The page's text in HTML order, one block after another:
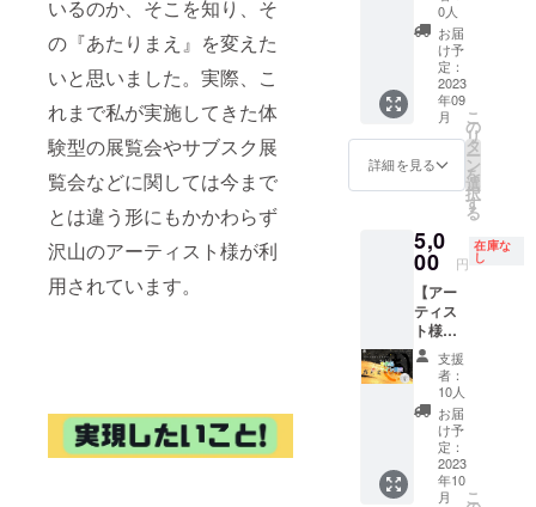
いるのか、そこを知り、そ
の『あたりまえ』を変えた
いと思いました。実際、こ
れまで私が実施してきた体
験型の展覧会やサブスク展
覧会などに関しては今まで
とは違う形にもかかわらず
沢山のアーティスト様が利
用されています。
有権含
め譲渡
となり
ます。
※郵送期
間〜
２ヶ月
品）１
点を制
作いた
しま
す！ 額
装は致
しませ
んので
ご了承
くださ
いませ
了時に
メッ
セージ
とお作
品と作
品証明
書を送
付させ
ていた
だきま
す！
※10作品
限定 ※
お作品
定 ラ
イブペ
イント
による
原画作
品１
点！】
こち
ら、2名
様限定
となり
礼の
メッ
セージ
お手紙
と黒木
拓実に
よるラ
イブペ
イント
パ
フォー
マンス
による
本作品
0人
お届
け予
定：
2023
年09
月
詳細を見る
こ
の
リ
タ
ー
ン
を
選
択
す
る
5,0
00 円
在庫な
し
【アー
ティス
ト様限
定
Plan！
あと
まっち
内でオ
ンライ
ン個展
開催】
限定数
支援
者：
10人
お届
け予
定：
2023
年10
月
こ